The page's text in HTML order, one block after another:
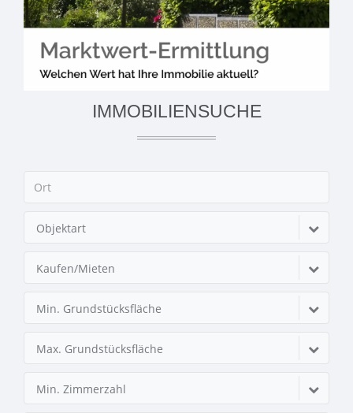
IMMOBILIENSUCHE
Objektart
Kaufen/Mieten
Min. Grundstücksfläche
Max. Grundstücksfläche
Min. Zimmerzahl